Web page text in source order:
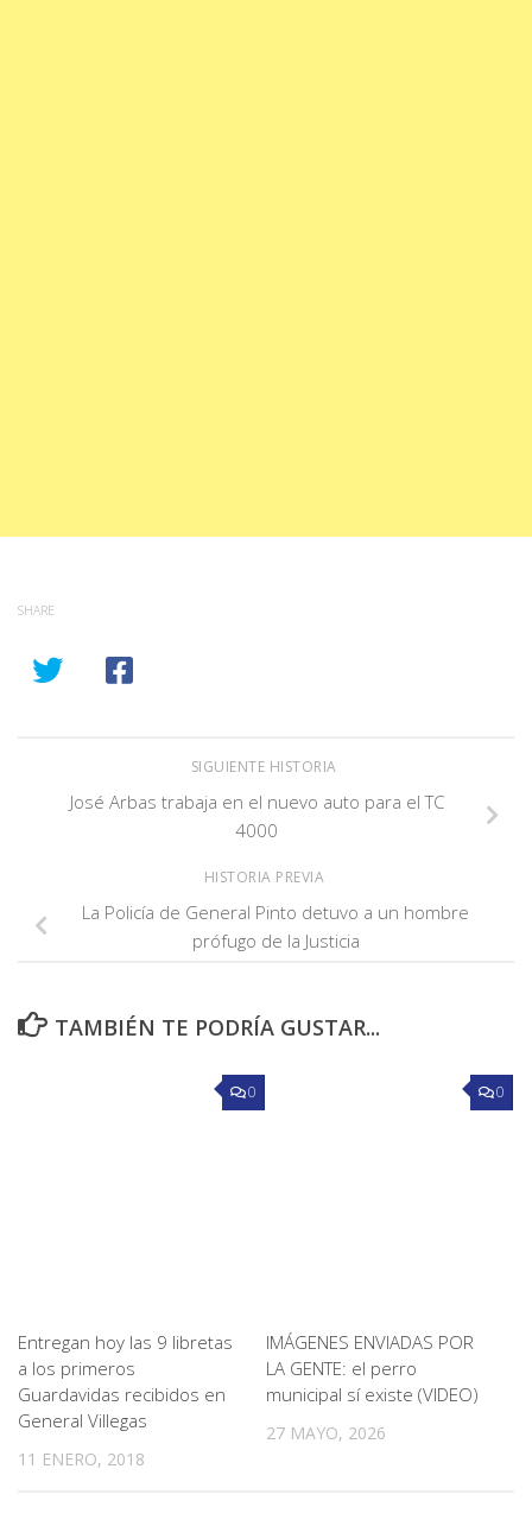
SHARE
SIGUIENTE HISTORIA
José Arbas trabaja en el nuevo auto para el TC
4000
HISTORIA PREVIA
La Policía de General Pinto detuvo a un hombre
prófugo de la Justicia
TAMBIÉN TE PODRÍA GUSTAR...
0
Entregan hoy las 9 libretas
a los primeros
Guardavidas recibidos en
General Villegas
11 ENERO, 2018
0
IMÁGENES ENVIADAS POR
LA GENTE: el perro
municipal sí existe (VIDEO)
27 MAYO, 2026